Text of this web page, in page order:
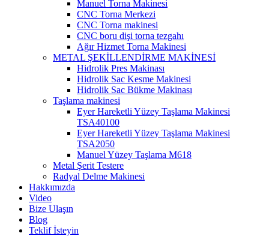
Manuel Torna Makinesi
CNC Torna Merkezi
CNC Torna makinesi
CNC boru dişi torna tezgahı
Ağır Hizmet Torna Makinesi
METAL ŞEKİLLENDİRME MAKİNESİ
Hidrolik Pres Makinası
Hidrolik Sac Kesme Makinesi
Hidrolik Sac Bükme Makinası
Taşlama makinesi
Eyer Hareketli Yüzey Taşlama Makinesi
TSA40100
Eyer Hareketli Yüzey Taşlama Makinesi
TSA2050
Manuel Yüzey Taşlama M618
Metal Şerit Testere
Radyal Delme Makinesi
Hakkımızda
Video
Bize Ulaşın
Blog
Teklif İsteyin